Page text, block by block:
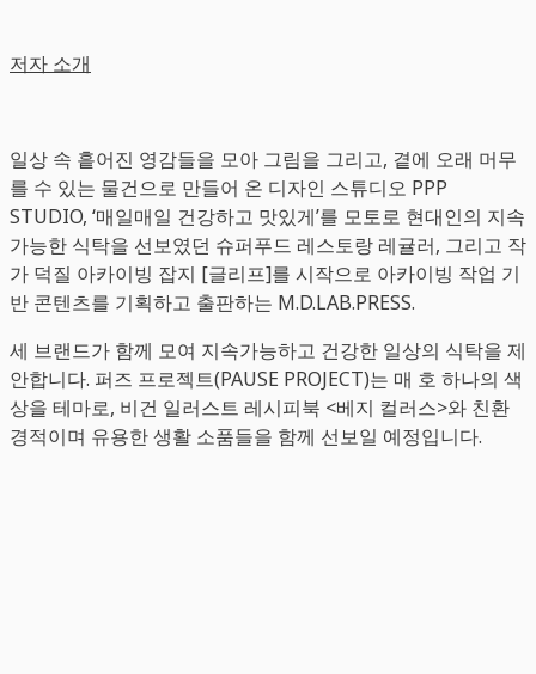
저자 소개
일상 속 흩어진 영감들을 모아 그림을 그리고, 곁에 오래 머무
를 수 있는 물건으로 만들어 온 디자인 스튜디오 PPP
STUDIO, ‘매일매일 건강하고 맛있게’를 모토로 현대인의 지속
가능한 식탁을 선보였던 슈퍼푸드 레스토랑 레귤러, 그리고 작
가 덕질 아카이빙 잡지 [글리프]를 시작으로 아카이빙 작업 기
반 콘텐츠를 기획하고 출판하는 M.D.LAB.PRESS.
세 브랜드가 함께 모여 지속가능하고 건강한 일상의 식탁을 제
안합니다. 퍼즈 프로젝트(PAUSE PROJECT)는 매 호 하나의 색
상을 테마로, 비건 일러스트 레시피북 <베지 컬러스>와 친환
경적이며 유용한 생활 소품들을 함께 선보일 예정입니다.